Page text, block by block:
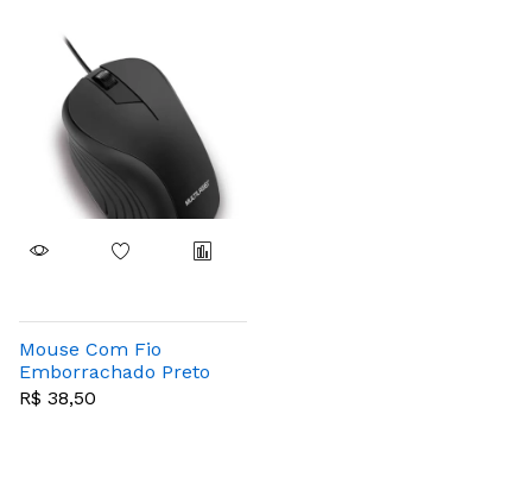
Mouse Com Fio
Emborrachado Preto
Usb - Multilaser -
R$ 38,50